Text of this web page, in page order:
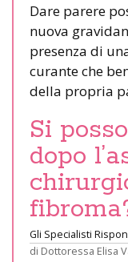
Dare parere
nuova
presenza di
curante che
della propria
Si
dopo
Gli Specialisti
di Dottoressa Elisa